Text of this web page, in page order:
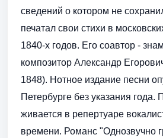
сведений о котором не
печатал свои стихи в
1840-х годов. Его соавтор -
композитор Александр
1848). Нотное издание песни
Петербурге без указания года.
живается в репертуаре
времени. Романс "Однозвучно